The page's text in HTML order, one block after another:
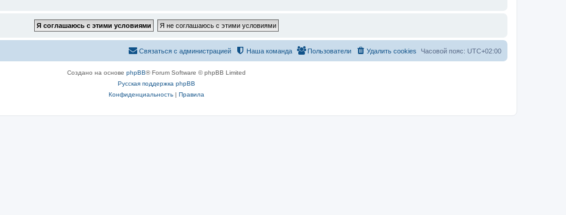
Часовой пояс: UTC+02:00
Удалить cookies
Пользователи
Наша команда
Связаться с администрацией
Создано на основе phpBB® Forum Software © phpBB Limited
Русская поддержка phpBB
Конфиденциальность| Правила